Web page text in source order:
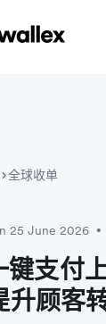
全球收单
25 June 2026 •
支付
升顾客